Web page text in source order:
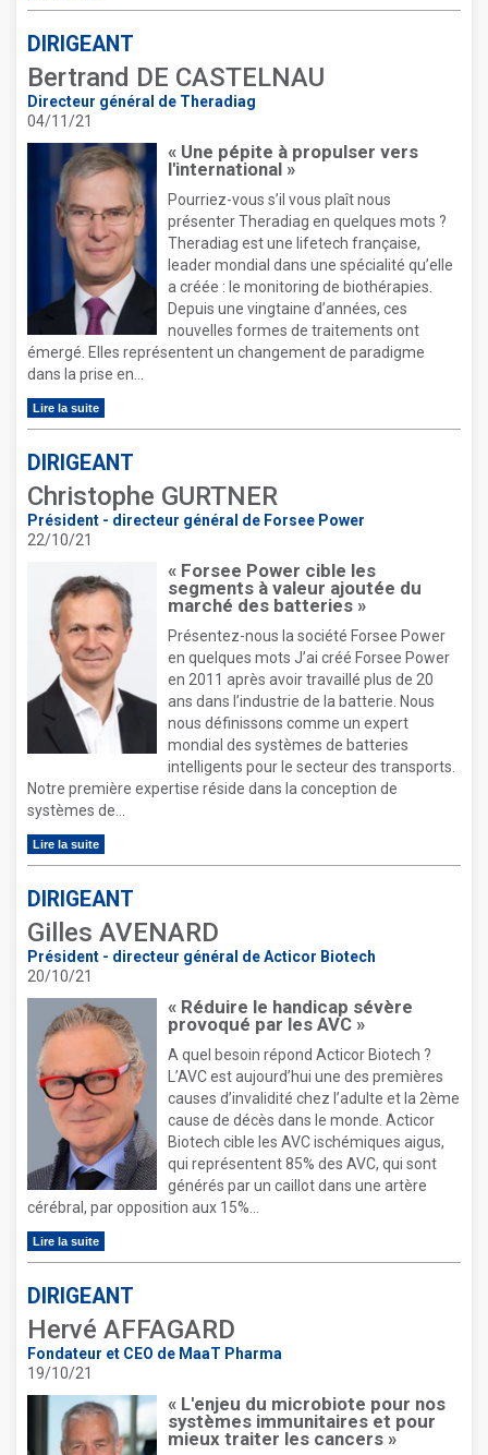
DIRIGEANT
Bertrand DE CASTELNAU
Directeur général de Theradiag
04/11/21
« Une pépite à propulser vers
l'international »
Pourriez-vous s’il vous plaît nous
présenter Theradiag en quelques mots ?
Theradiag est une lifetech française,
leader mondial dans une spécialité qu’elle
a créée : le monitoring de biothérapies.
Depuis une vingtaine d’années, ces
nouvelles formes de traitements ont
émergé. Elles représentent un changement de paradigme
dans la prise en...
Lire la suite
DIRIGEANT
Christophe GURTNER
Président - directeur général de Forsee Power
22/10/21
« Forsee Power cible les
segments à valeur ajoutée du
marché des batteries »
Présentez-nous la société Forsee Power
en quelques mots J’ai créé Forsee Power
en 2011 après avoir travaillé plus de 20
ans dans l’industrie de la batterie. Nous
nous définissons comme un expert
mondial des systèmes de batteries
intelligents pour le secteur des transports.
Notre première expertise réside dans la conception de
systèmes de...
Lire la suite
DIRIGEANT
Gilles AVENARD
Président - directeur général de Acticor Biotech
20/10/21
« Réduire le handicap sévère
provoqué par les AVC »
A quel besoin répond Acticor Biotech ?
L’AVC est aujourd’hui une des premières
causes d’invalidité chez l’adulte et la 2ème
cause de décès dans le monde. Acticor
Biotech cible les AVC ischémiques aigus,
qui représentent 85% des AVC, qui sont
générés par un caillot dans une artère
cérébral, par opposition aux 15%...
Lire la suite
DIRIGEANT
Hervé AFFAGARD
Fondateur et CEO de MaaT Pharma
19/10/21
« L'enjeu du microbiote pour nos
systèmes immunitaires et pour
mieux traiter les cancers »